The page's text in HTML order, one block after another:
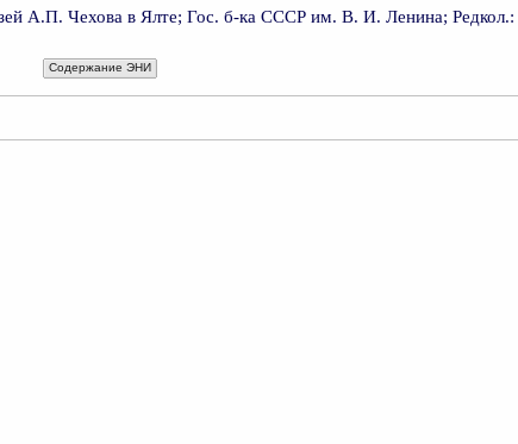
А.П. Чехова в Ялте; Гос. б-ка СССР им. В. И. Ленина; Редкол.:
Содержание ЭНИ